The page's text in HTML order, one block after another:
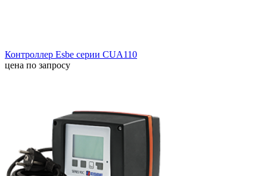
Контроллер Esbe серии CUA110
цена по запросу